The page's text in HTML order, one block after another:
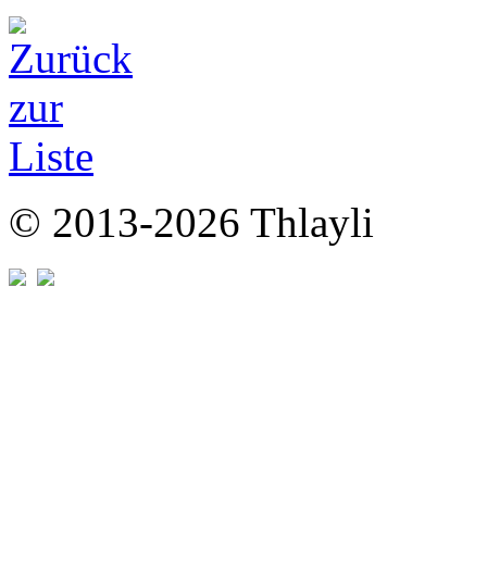
© 2013-2026 Thlayli